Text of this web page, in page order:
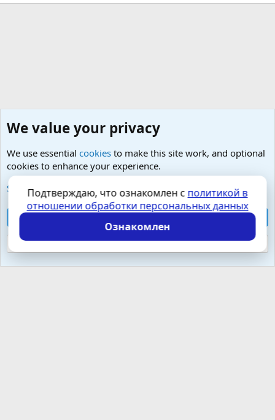
Психология и отношения, включая сексуальность.
Cookies
Russian (RU)
Условия и правила
Политика конфиденциальности
Помощь
S
S
Локализация отXenForo.Info
We value your privacy
We use essential cookies to make this site work, and optional
cookies to enhance your experience.
See further information and configure your preferences
Reject optional cookies
Подтверждаю, что ознакомлен с политикой в
отношении обработки персональных данных
Ознакомлен